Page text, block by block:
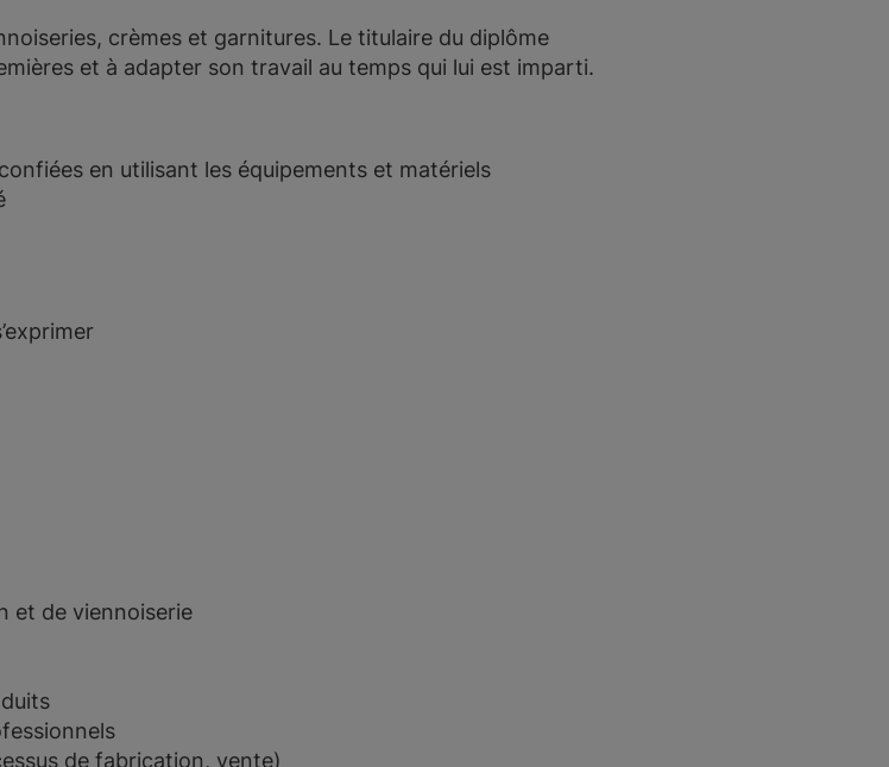
crèmes et garnitures. Le titulaire du diplôme
et à adapter son travail au temps qui lui est imparti.
en utilisant les équipements et matériels
et de viennoiserie
de fabrication, vente)